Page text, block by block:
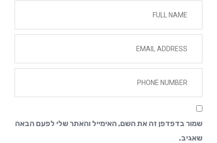
שמור בדפדפן זה את השם, האימייל והאתר שלי לפעם הבאה
שאגיב.